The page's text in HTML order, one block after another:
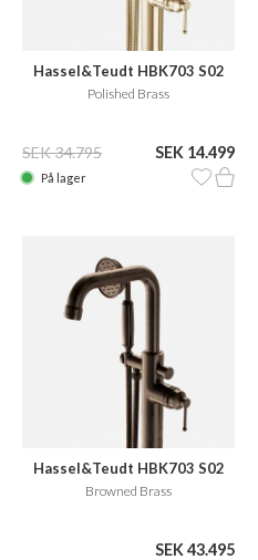
Hassel&Teudt HBK703 S02
Polished Brass
SEK 34.795 SEK 14.499
På lager
Hassel&Teudt HBK703 S02
Browned Brass
SEK 43.495